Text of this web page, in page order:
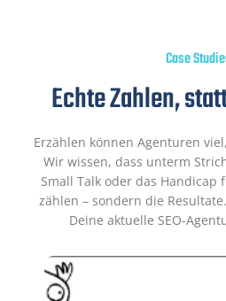
Case
Echte Zahlen,
Erzählen können Agenturen
Wir wissen, dass unterm
Small Talk oder das Handicap
zählen – sondern die
Deine aktuelle SEO-